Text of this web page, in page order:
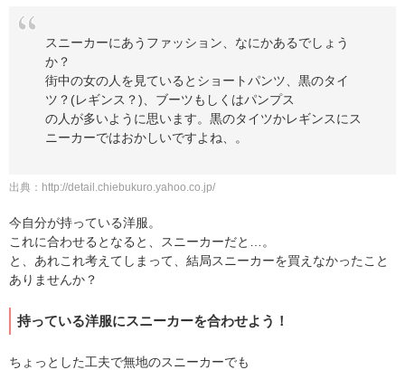
スニーカーにあうファッション、なにかあるでしょう
か？
街中の女の人を見ているとショートパンツ、黒のタイ
ツ？(レギンス？)、ブーツもしくはパンプス
の人が多いように思います。黒のタイツかレギンスにス
ニーカーではおかしいですよね、。
出典： http://detail.chiebukuro.yahoo.co.jp/
今自分が持っている洋服。
これに合わせるとなると、スニーカーだと…。
と、あれこれ考えてしまって、結局スニーカーを買えなかったこと
ありませんか？
持っている洋服にスニーカーを合わせよう！
ちょっとした工夫で無地のスニーカーでも